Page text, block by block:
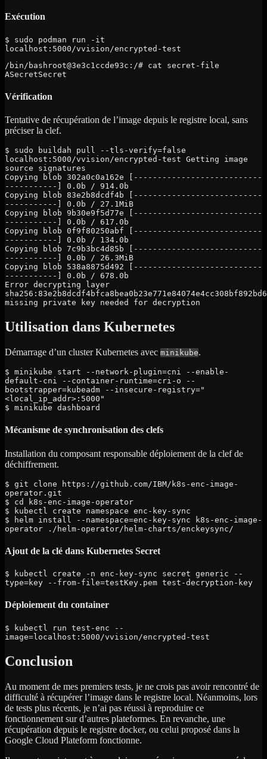
Exécution
$ sudo podman run -it
localhost:5000/vvision/encrypted-test
/bin/bashroot@3e3c1ccde93c:/# cat secret-file
ASecretSecret
Vérification
Tentative de récupération de l’image depuis le registre local, sans
préciser la clef.
$ sudo buildah pull --tls-verify=false
localhost:5000/vvision/encrypted-test Getting image
source signatures
Copying blob 302a0c0a162e [---------------------------
-----------] 0.0b / 914.0b
Copying blob 83e2b8dcdf4b [---------------------------
-----------] 0.0b / 27.1MiB
Copying blob 9b30e9f5d77e [---------------------------
-----------] 0.0b / 617.0b
Copying blob 0f9f80250abf [---------------------------
-----------] 0.0b / 134.0b
Copying blob 7c9b3bc4d85b [---------------------------
-----------] 0.0b / 26.3MiB
Copying blob 538a8875d492 [---------------------------
-----------] 0.0b / 678.0b
Error decrypting layer
missing private key needed for decryption
Utilisation dans Kubernetes
Démarrage d’un cluster Kubernetes avec minikube.
$ minikube start --network-plugin=cni --enable-
default-cni --container-runtime=cri-o --
bootstrapper=kubeadm --insecure-registry="
<local_ip_addr>:5000"
$ minikube dashboard
Mécanisme de synchronisation des clefs
Installation du composant responsable déploiement de la clef de
déchiffrement.
$ git clone https://github.com/IBM/k8s-enc-image-
operator.git
$ cd k8s-enc-image-operator
$ kubectl create namespace enc-key-sync
$ helm install --namespace=enc-key-sync k8s-enc-image-
operator ./helm-operator/helm-charts/enckeysync/
Ajout de la clé dans Kubernetes Secret
$ kubectl create -n enc-key-sync secret generic --
type=key --from-file=testKey.pem test-decryption-key
Déploiement du container
$ kubectl run test-enc --
image=localhost:5000/vvision/encrypted-test
Conclusion
Au moment de mes premiers tests, je ne crois pas avoir rencontré de
difficulté à récupérer l’image dans le registre local. Néanmoins, lors
de tests plus récents, je n’ai pas réussi à reproduire ce
fonctionnement sur d’autres plateformes. En revanche, une
récupération depuis le registre docker, ou celui proposé dans la
Google Cloud Plateform fonctionne.